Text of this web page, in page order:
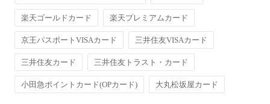
楽天ゴールドカード 楽天プレミアムカード
京王パスポートVISAカード 三井住友VISAカード
三井住友カード 三井住友トラスト・カード
小田急ポイントカード(OPカード) 大丸松坂屋カード